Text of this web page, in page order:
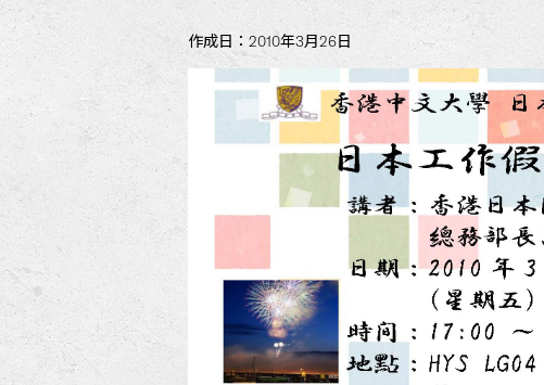
作成日：2010年3月26日